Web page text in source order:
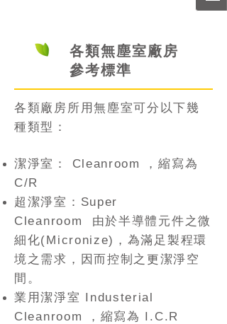
各類無塵室廠房
參考標準
各類廠房所用無塵室可分以下幾
種類型：
潔淨室： Cleanroom ，縮寫為
C/R
超潔淨室：Super
Cleanroom 由於半導體元件之微
細化(Micronize)，為滿足製程環
境之需求，因而控制之更潔淨空
間。
業用潔淨室 Industerial
Cleanroom ，縮寫為 I.C.R